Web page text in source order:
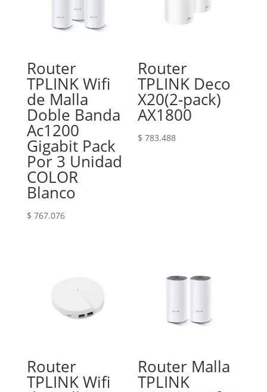
Router
TPLINK Wifi
de Malla
Doble Banda
Ac1200
Gigabit Pack
Por 3 Unidad
COLOR
Blanco
$ 767.076
Router
TPLINK Deco
X20(2-pack)
AX1800
$ 783.488
Router
TPLINK Wifi
Router Malla
TPLINK